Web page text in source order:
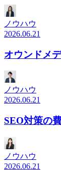
ノウハウ
2026.06.21
オウンドメ
ノウハウ
2026.06.21
SEO対策の
ノウハウ
2026.06.21